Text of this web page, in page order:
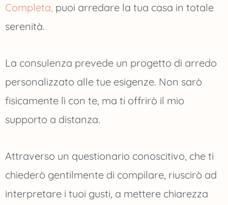
Completa, puoi arredare la tua casa in totale
serenità.
La consulenza prevede un progetto di arredo
personalizzato alle tue esigenze. Non sarò
fisicamente lì con te, ma ti offrirò il mio
supporto a distanza.
Attraverso un questionario conoscitivo, che ti
chiederò gentilmente di compilare, riuscirò ad
interpretare i tuoi gusti, a mettere chiarezza